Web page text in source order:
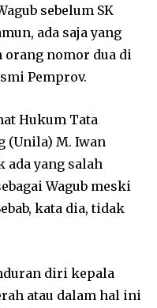
sebelum SK
ada saja yang
nomor dua di
Pemprov.
Hukum Tata
(Unila) M. Iwan
ada yang salah
Wagub meski
kata dia, tidak
diri kepala
atau dalam hal ini